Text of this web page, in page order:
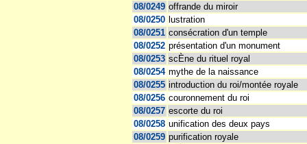
08/0249 offrande du miroir
08/0250 lustration
08/0251 consécration d'un temple
08/0252 présentation d'un monument
08/0253 scÈne du rituel royal
08/0254 mythe de la naissance
08/0255 introduction du roi/montée royale
08/0256 couronnement du roi
08/0257 escorte du roi
08/0258 unification des deux pays
08/0259 purification royale